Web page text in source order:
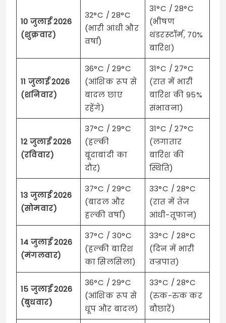
10 जुलाई 2026
(शुक्रवार)
32°C / 28°C
(भारी आंधी और
वर्षा)
31°C / 28°C
(भीषण
थंडरस्टॉर्म, 70%
बारिश)
11 जुलाई 2026
(शनिवार)
36°C / 29°C
(आंशिक रूप से
बादल छाए
रहेंगे)
31°C / 27°C
(रात में भारी
बारिश की 95%
संभावना)
12 जुलाई 2026
(रविवार)
37°C / 29°C
(हल्की
बूंदाबांदी का
दौर)
31°C / 27°C
(लगातार
बारिश की
स्थिति)
13 जुलाई 2026
(सोमवार)
37°C / 29°C
(बादल और
हल्की वर्षा)
33°C / 28°C
(रात में तेज
आंधी-तूफान)
14 जुलाई 2026
(मंगलवार)
37°C / 30°C
(हल्की बारिश
का सिलसिला)
33°C / 28°C
(दिन में भारी
वज्रपात)
15 जुलाई 2026
(बुधवार)
36°C / 29°C
(आंशिक रूप से
धूप और बादल)
33°C / 28°C
(रुक-रुक कर
बौछारें)